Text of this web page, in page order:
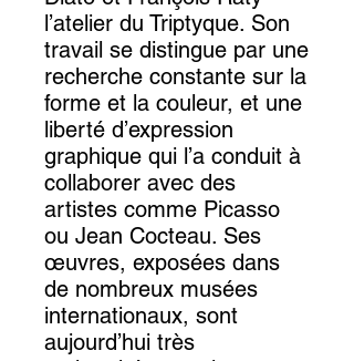
l’atelier du Triptyque. Son
travail se distingue par une
recherche constante sur la
forme et la couleur, et une
liberté d’expression
graphique qui l’a conduit à
collaborer avec des
artistes comme Picasso
ou Jean Cocteau. Ses
œuvres, exposées dans
de nombreux musées
internationaux, sont
aujourd’hui très